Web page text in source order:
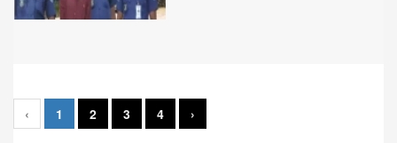
‹ 1 2 3 4 ›